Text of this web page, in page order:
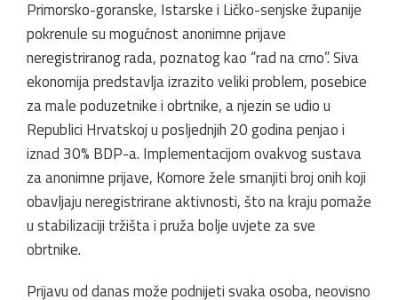
Primorsko-goranske, Istarske i Ličko-senjske županije
pokrenule su mogućnost anonimne prijave
neregistriranog rada, poznatog kao “rad na crno”. Siva
ekonomija predstavlja izrazito veliki problem, posebice
za male poduzetnike i obrtnike, a njezin se udio u
Republici Hrvatskoj u posljednjih 20 godina penjao i
iznad 30% BDP-a. Implementacijom ovakvog sustava
za anonimne prijave, Komore žele smanjiti broj onih koji
obavljaju neregistrirane aktivnosti, što na kraju pomaže
u stabilizaciji tržišta i pruža bolje uvjete za sve
obrtnike.
Prijavu od danas može podnijeti svaka osoba, neovisno